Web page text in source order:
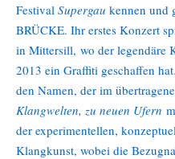
Festival Supergau kennen und
BRÜCKE. Ihr erstes Konzert
in Mittersill, wo der legendäre
2013 ein Graffiti geschaffen
den Namen, der im
Klangwelten, zu neuen Ufern
der experimentellen,
Klangkunst, wobei die